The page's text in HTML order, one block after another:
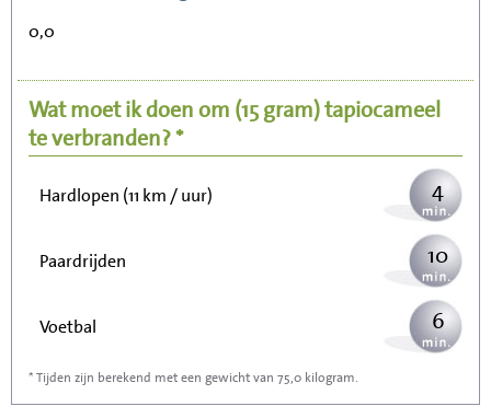
0,0
Wat moet ik doen om (15 gram)tapiocameel
te verbranden? *
Wandelen (5 km/uur) 9
Hardlopen (11 km / uur) 4
Paardrijden 10
Voetbal 6
Stofzuigen
* Tijden zijn berekend met een gewicht van 75,0 kilogram.